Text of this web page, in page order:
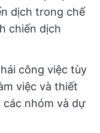
dịch trong chế
chiến dịch
công việc tùy
việc và thiết
nhóm và dự